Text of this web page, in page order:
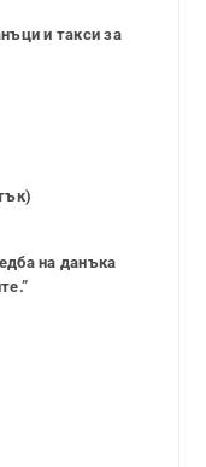
и такси за
на данъка